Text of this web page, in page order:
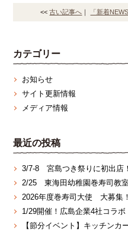
<<古い記事へ ｜ 「新着
カテゴリー
お知らせ
サイト更新情報
メディア情報
最近の投稿
3/7‐8 宮島つき祭りに初出店！
2/25 東海田幼稚園巻寿司教室
2026年度巻寿司大使 大募集！
1/29開催！広島企業4社コラボ
【節分イベント】キッチンカ